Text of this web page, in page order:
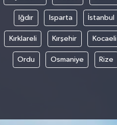
Iğdır Isparta İstanbul
Kırklareli Kırşehir Kocaeli
Ordu Osmaniye Rize